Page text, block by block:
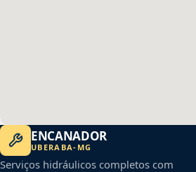
ENCANADOR
UBERABA- MG
Serviços hidráulicos completos com